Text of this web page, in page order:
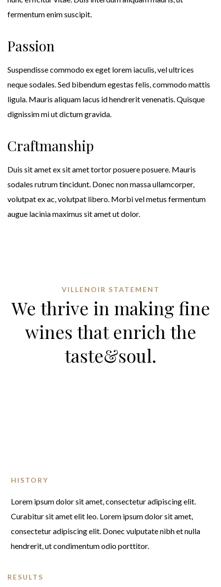
fermentum enim suscipit.
Passion
Suspendisse commodo ex eget lorem iaculis, vel ultrices
neque sodales. Sed bibendum egestas felis, commodo mattis
ligula. Mauris aliquam lacus id hendrerit venenatis. Quisque
dignissim mi ut dictum gravida.
Craftmanship
Duis sit amet ex sit amet tortor posuere posuere. Mauris
sodales rutrum tincidunt. Donec non massa ullamcorper,
volutpat ex ac, volutpat libero. Morbi vel metus fermentum
augue lacinia maximus sit amet ut dolor.
VILLENOIR STATEMENT
We thrive in making fine
wines that enrich the
taste&soul.
HISTORY
Lorem ipsum dolor sit amet, consectetur adipiscing elit.
Curabitur sit amet elit leo. Lorem ipsum dolor sit amet,
consectetur adipiscing elit. Donec vulputate nibh et nulla
hendrerit, ut condimentum odio porttitor.
RESULTS